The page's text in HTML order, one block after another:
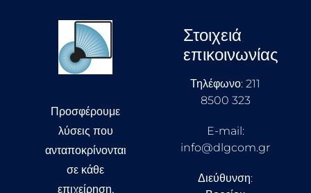
Προσφέρουμε
λύσεις που
ανταποκρίνονται
σε κάθε
επιχείρηση,
Στοιχειά
επικοινωνίας
Τηλέφωνο: 211
8500 323
E-mail:
info@dlgcom.gr
Διεύθυνση: